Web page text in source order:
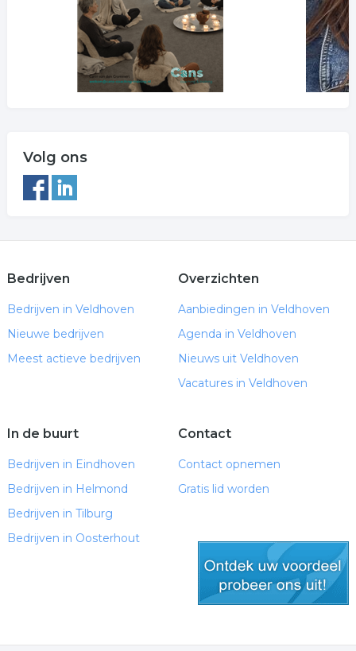
Volg ons
Bedrijven
Bedrijven in Veldhoven
Nieuwe bedrijven
Meest actieve bedrijven
Overzichten
Aanbiedingen in Veldhoven
Agenda in Veldhoven
Nieuws uit Veldhoven
Vacatures in Veldhoven
In de buurt
Bedrijven in Eindhoven
Bedrijven in Helmond
Bedrijven in Tilburg
Bedrijven in Oosterhout
Contact
Contact opnemen
Gratis lid worden